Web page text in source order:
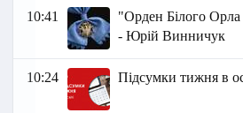
10:41
"Орден Білого Орла
- Юрій Винничук
10:24 Підсумки тижня в